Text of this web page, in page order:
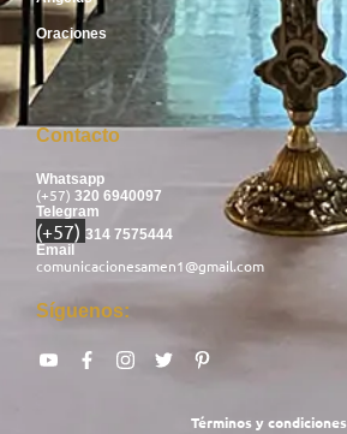
Oraciones
Contacto
Whatsapp
(+57) 320 6940097
Telegram
(+57) 314 7575444
Email
comunicacionesamen1@gmail.com
Síguenos:
Términos y condiciones